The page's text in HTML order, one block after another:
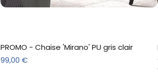
PROMO - Chaise 'Mirano' PU gris clair
Prix
99,00 €